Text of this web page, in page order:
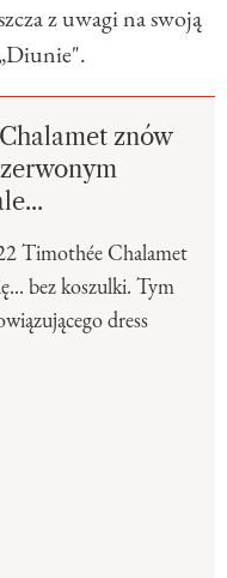
z uwagi na swoją
znów
Timothée Chalamet
bez koszulki. Tym
dress